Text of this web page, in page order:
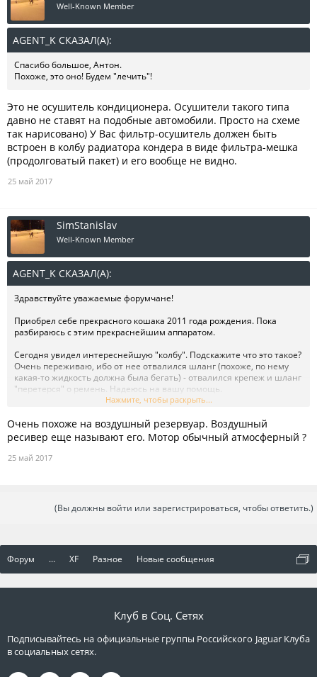
Well-Known Member
AGENT_K СКАЗАЛ(А):
Спасибо большое, Антон.
Похоже, это оно! Будем "лечить"!
Это не осушитель кондиционера. Осушители такого типа
давно не ставят на подобные автомобили. Просто на схеме
так нарисовано) У Вас фильтр-осушитель должен быть
встроен в колбу радиатора кондера в виде фильтра-мешка
(продолговатый пакет) и его вообще не видно.
25 май 2017
SimStanislav
Well-Known Member
AGENT_K СКАЗАЛ(А):
Здравствуйте уважаемые форумчане!
Приобрел себе прекрасного кошака 2011 года рождения. Пока
разбираюсь с этим прекраснейшим аппаратом.
Сегодня увидел интереснейшую "колбу". Подскажите что это такое?
Очень переживаю, ибо от нее отвалился шланг (похоже, по нему
какая-то жидкость должна была бегать) - отвалился крепеж и шланг
"перетерся" о ремень. Надеюсь на вашу помощь.
Нажмите, чтобы раскрыть...
Очень похоже на воздушный резервуар. Воздушный
ресивер еще называют его. Мотор обычный атмосферный ?
25 май 2017
(Вы должны войти или зарегистрироваться, чтобы ответить.)
Форум ... XF Разное Новые сообщения
Клуб в Соц. Сетях
Подписывайтесь на официальные группы Российского Jaguar Клуба
в социальных сетях.